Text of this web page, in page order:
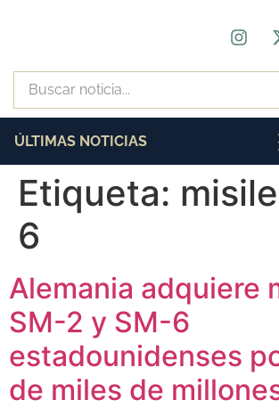
ÚLTIMAS NOTICIAS
Etiqueta:
6
Alemania adquiere
SM-2 y SM-6
estadounidenses
de miles de